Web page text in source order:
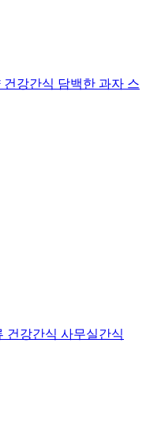
강간식 담백한 과자 스
건강간식 사무실간식